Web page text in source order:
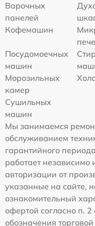
Варочных
панелей
Кофемашин
Посудомоечных
машин
Морозильных
камер
Сушильных
машин
Мы занимаемся
обслуживанием
гарантийного
работает
авторизации от
указанные на сайте,
ознакомительный
офертой согласно п.
обозначения